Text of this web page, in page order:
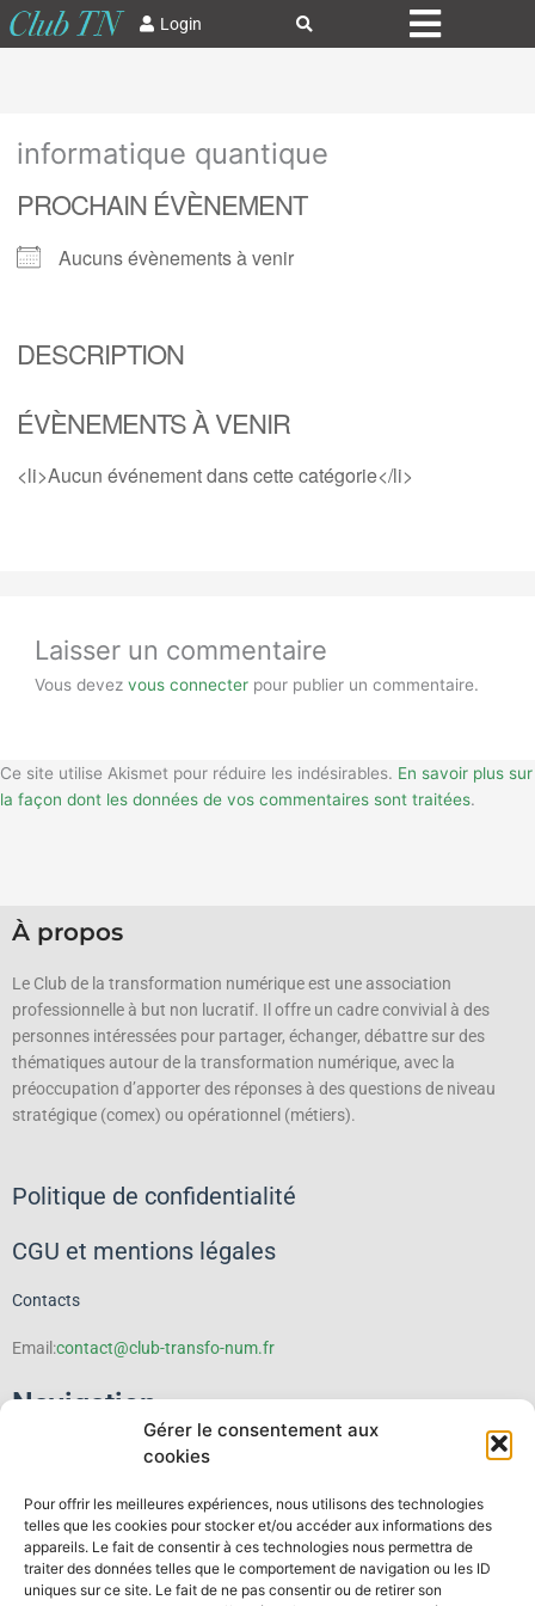
Gérer le consentement aux
cookies
Pour offrir les meilleures expériences, nous utilisons des technologies
telles que les cookies pour stocker et/ou accéder aux informations des
appareils. Le fait de consentir à ces technologies nous permettra de
traiter des données telles que le comportement de navigation ou les ID
uniques sur ce site. Le fait de ne pas consentir ou de retirer son
Login
informatique quantique
PROCHAIN ÉVÈNEMENT
Aucuns évènements à venir
DESCRIPTION
ÉVÈNEMENTS À VENIR
<li>Aucun événement dans cette catégorie</li>
Laisser un commentaire
Vous devezvous connecter pour publier un commentaire.
Ce site utilise Akismet pour réduire les indésirables. En savoir plus sur
la façon dont les données de vos commentaires sont traitées.
À propos
Le Club de la transformation numérique est une association
professionnelle à but non lucratif. Il offre un cadre convivial à des
personnes intéressées pour partager, échanger, débattre sur des
thématiques autour de la transformation numérique, avec la
préoccupation d’apporter des réponses à des questions de niveau
stratégique (comex) ou opérationnel (métiers).
Politique de confidentialité
CGU et mentions légales
Contacts
Email:contact@club-transfo-num.fr
Navigation
Événements
Thematiques